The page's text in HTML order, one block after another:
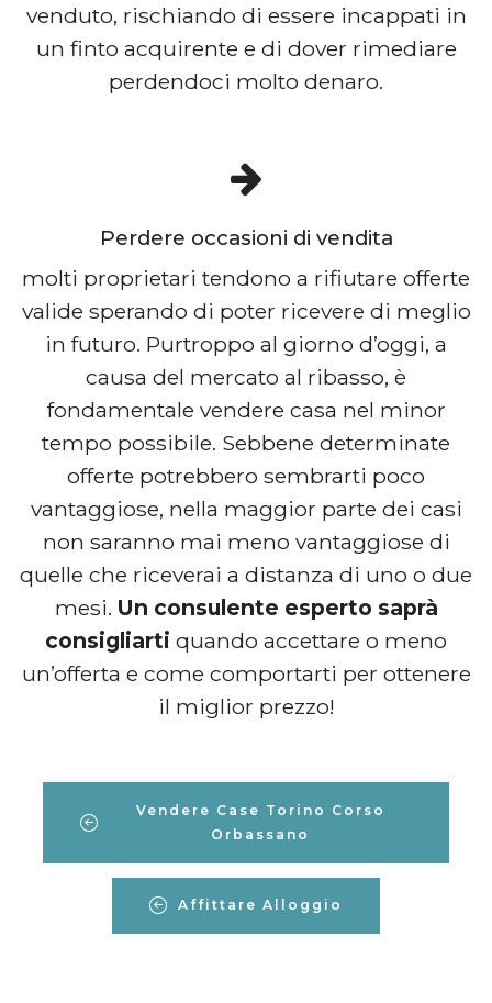
venduto, rischiando di essere incappati in
un finto acquirente e di dover rimediare
perdendoci molto denaro.
Perdere occasioni di vendita
molti proprietari tendono a rifiutare offerte
valide sperando di poter ricevere di meglio
in futuro. Purtroppo al giorno d’oggi, a
causa del mercato al ribasso, è
fondamentale vendere casa nel minor
tempo possibile. Sebbene determinate
offerte potrebbero sembrarti poco
vantaggiose, nella maggior parte dei casi
non saranno mai meno vantaggiose di
quelle che riceverai a distanza di uno o due
mesi. Un consulente esperto saprà
consigliarti quando accettare o meno
un’offerta e come comportarti per ottenere
il miglior prezzo!
Vendere Case Torino Corso
Orbassano
Affittare Alloggio